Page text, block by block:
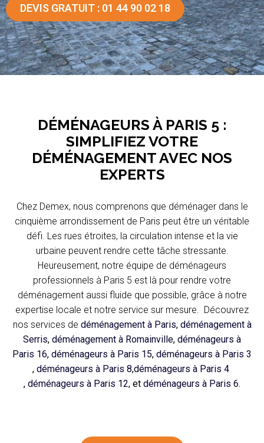
DEVIS GRATUIT : 01 44 90 02 18
DÉMÉNAGEURS À PARIS 5 :
SIMPLIFIEZ VOTRE
DÉMÉNAGEMENT AVEC NOS
EXPERTS
Chez Demex, nous comprenons que déménager dans le
cinquième arrondissement de Paris peut être un véritable
défi. Les rues étroites, la circulation intense et la vie
urbaine peuvent rendre cette tâche stressante.
Heureusement, notre équipe de déménageurs
professionnels à Paris 5 est là pour rendre votre
déménagement aussi fluide que possible, grâce à notre
expertise locale et notre service sur mesure. Découvrez
nos services de déménagement à Paris, déménagement à
Serris, déménagement à Romainville, déménageurs à
Paris 16, déménageurs à Paris 15, déménageurs à Paris 3
, déménageurs à Paris 8,déménageurs à Paris 4
, déménageurs à Paris 12, et déménageurs à Paris 6.